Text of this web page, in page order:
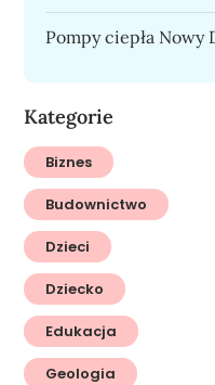
Pompy ciepła
Kategorie
Biznes
Budownictwo
Dzieci
Dziecko
Edukacja
Geologia